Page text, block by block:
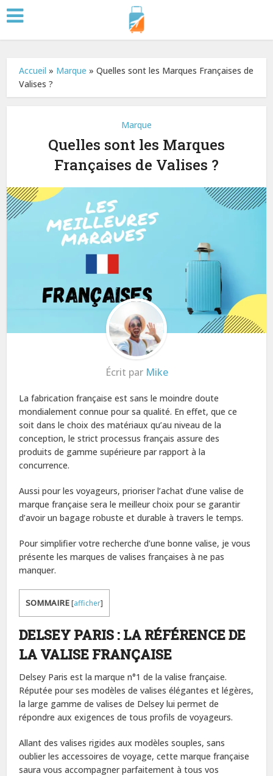
Accueil » Marque »Quelles sont les Marques Françaises de
Valises ?
Marque
Quelles sont les Marques
Françaises de Valises ?
Écrit par Mike
La fabrication française est sans le moindre doute
mondialement connue pour sa qualité. En effet, que ce
soit dans le choix des matériaux qu’au niveau de la
conception, le strict processus français assure des
produits de gamme supérieure par rapport à la
concurrence.
Aussi pour les voyageurs, prioriser l’achat d’une valise de
marque française sera le meilleur choix pour se garantir
d’avoir un bagage robuste et durable à travers le temps.
Pour simplifier votre recherche d’une bonne valise, je vous
présente les marques de valises françaises à ne pas
manquer.
SOMMAIRE[afficher]
DELSEY PARIS : LA RÉFÉRENCE DE
LA VALISE FRANÇAISE
Delsey Paris est la marque n°1 de la valise française.
Réputée pour ses modèles de valises élégantes et légères,
la large gamme de valises de Delsey lui permet de
répondre aux exigences de tous profils de voyageurs.
Allant des valises rigides aux modèles souples, sans
oublier les accessoires de voyage, cette marque française
saura vous accompagner parfaitement à tous vos